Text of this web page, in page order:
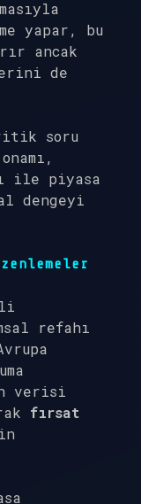
yapar, bu
ancak
de
soru
ile piyasa
dengeyi
refahı
verisi
fırsat
in